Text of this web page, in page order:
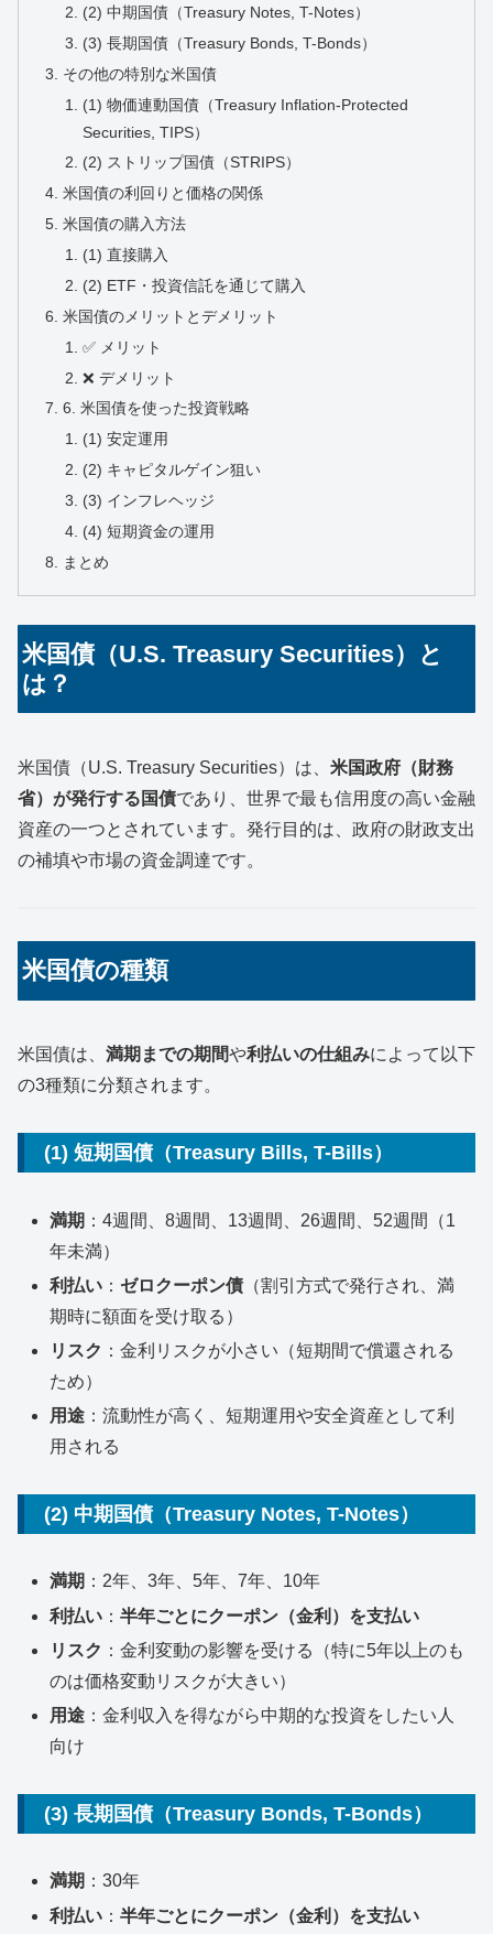
(2) 中期国債（Treasury Notes, T-Notes）
(3) 長期国債（Treasury Bonds, T-Bonds）
その他の特別な米国債
(1) 物価連動国債（Treasury Inflation-Protected
Securities, TIPS）
(2) ストリップ国債（STRIPS）
米国債の利回りと価格の関係
米国債の購入方法
(1) 直接購入
(2) ETF・投資信託を通じて購入
米国債のメリットとデメリット
✅ メリット
❌ デメリット
6. 米国債を使った投資戦略
(1) 安定運用
(2) キャピタルゲイン狙い
(3) インフレヘッジ
(4) 短期資金の運用
まとめ
米国債（U.S. Treasury Securities）と
は？
米国債（U.S. Treasury Securities）は、 米国政府（財務
省）が発行する国債であり、世界で最も信用度の高い金融
資産の一つとされています。発行目的は、政府の財政支出
の補填や市場の資金調達です。
米国債の種類
米国債は、 満期までの期間や利払いの仕組みによって以下
の3種類に分類されます。
(1) 短期国債（Treasury Bills, T-Bills）
満期 ：4週間、8週間、13週間、26週間、52週間（1
年未満）
利払い ：ゼロクーポン債 （割引方式で発行され、満
期時に額面を受け取る）
リスク ：金利リスクが小さい（短期間で償還される
ため）
用途 ：流動性が高く、短期運用や安全資産として利
用される
(2) 中期国債（Treasury Notes, T-Notes）
満期 ：2年、3年、5年、7年、10年
利払い ：半年ごとにクーポン（金利）を支払い
リスク ：金利変動の影響を受ける（特に5年以上のも
のは価格変動リスクが大きい）
用途 ：金利収入を得ながら中期的な投資をしたい人
向け
(3) 長期国債（Treasury Bonds, T-Bonds）
満期 ：30年
利払い ：半年ごとにクーポン（金利）を支払い